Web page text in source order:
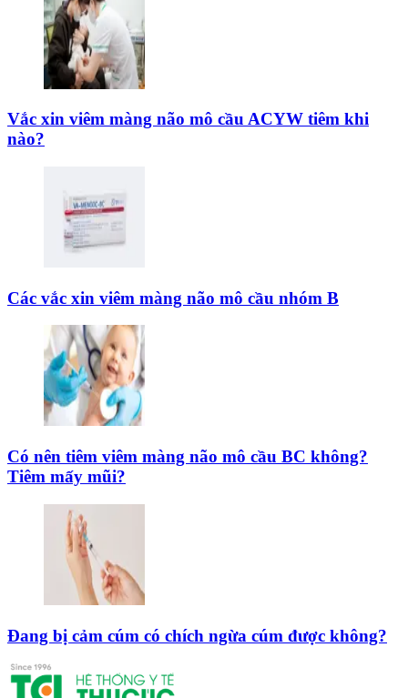
Vắc xin viêm màng não mô cầu ACYW tiêm khi
nào?
Các vắc xin viêm màng não mô cầu nhóm B
Có nên tiêm viêm màng não mô cầu BC không?
Tiêm mấy mũi?
Đang bị cảm cúm có chích ngừa cúm được không?